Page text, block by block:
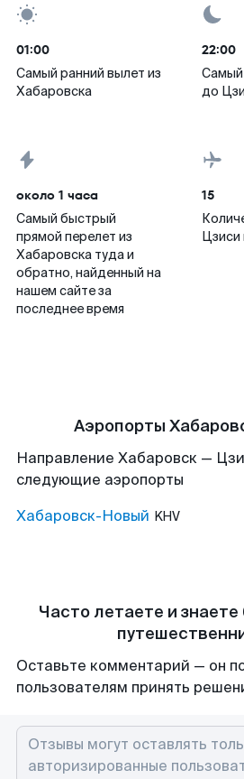
01:00
Самый ранний вылет из
Хабаровска
22:00
Самый
до
около 1 часа
Самый быстрый
прямой перелет из
Хабаровска туда и
обратно, найденный на
нашем сайте за
последнее время
15
Цзиси
Аэропорты
Направление Хабаровск —
следующие аэропорты
Хабаровск-Новый KHV
Часто летаете и
Оставьте комментарий — он
пользователям принять